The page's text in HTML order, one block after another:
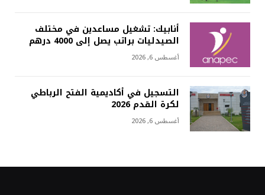
أنابيك: تشغيل مساعدين في مختلف
الصيدليات براتب يصل إلى 4000 درهم
أغسطس 6, 2026
التسجيل في أكاديمية الفتح الرباطي
لكرة القدم 2026
أغسطس 6, 2026